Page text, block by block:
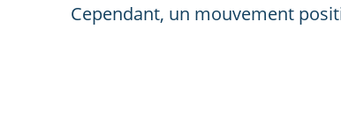
Cependant, un mouvement